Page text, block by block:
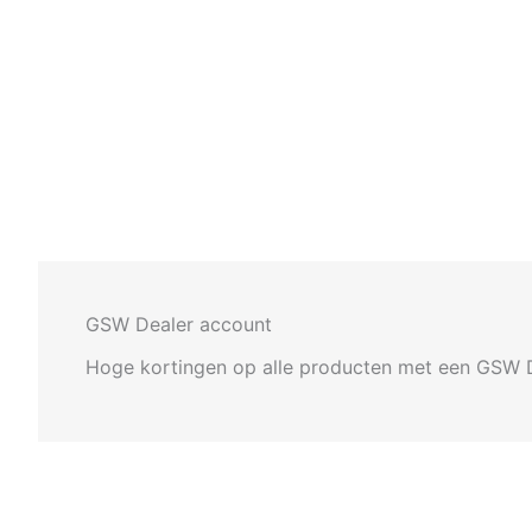
GSW Dealer account
Hoge kortingen op alle producten met een GSW